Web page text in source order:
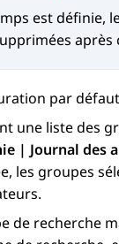
est définie,
après
par
une liste des
| Journal des
les groupes
de recherche